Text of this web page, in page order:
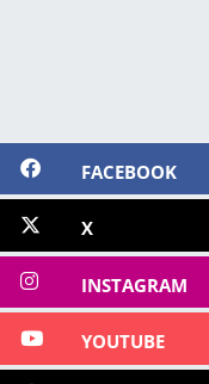
FACEBOOK
X
INSTAGRAM
YOUTUBE